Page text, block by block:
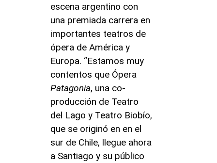
escena argentino con
una premiada carrera en
importantes teatros de
ópera de América y
Europa. “Estamos muy
contentos que Ópera
Patagonia, una co-
producción de Teatro
del Lago y Teatro Biobío,
que se originó en en el
sur de Chile, llegue ahora
a Santiago y su público